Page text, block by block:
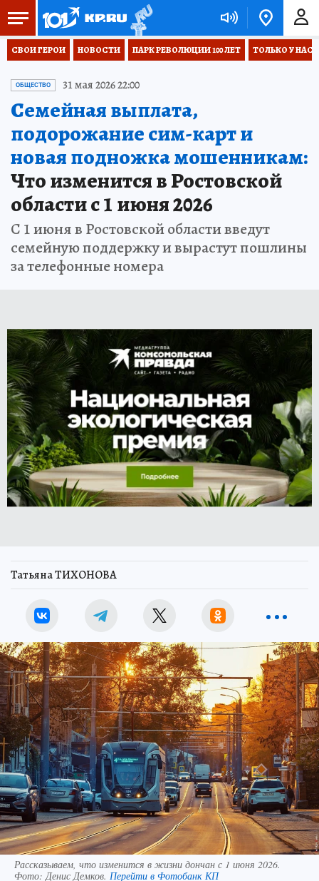
СВОИ ГЕРОИ НОВОСТИ ПАРК РЕВОЛЮЦИИ 100 ЛЕТ ТОЛЬКО У НАС
ОБЩЕСТВО 31 мая 2026 22:00
Семейная выплата,
подорожание сим-карт и
новая подножка мошенникам:
Что изменится в Ростовской
области с 1 июня 2026
C 1 июня в Ростовской области введут
семейную поддержку и вырастут пошлины
за телефонные номера
Татьяна ТИХОНОВА
Рассказываем, что изменится в жизни дончан с 1 июня 2026.
Фото: Денис Демков. Перейти в Фотобанк КП